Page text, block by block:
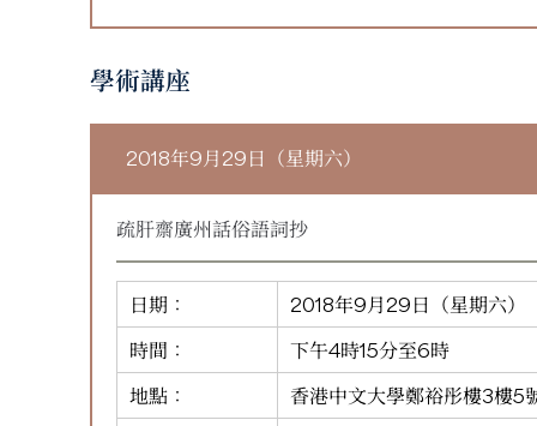
學術講座
2018年9月29日（星期六）
疏肝齋廣州話俗語詞抄
日期：
2018年9月29日（星期六）
時間：
下午4時15分至6時
地點：
香港中文大學鄭裕彤樓3樓5